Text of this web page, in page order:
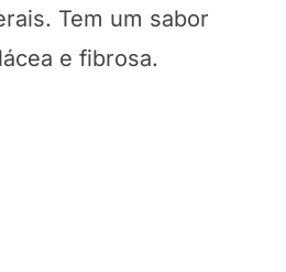
Tem um sabor
e fibrosa.